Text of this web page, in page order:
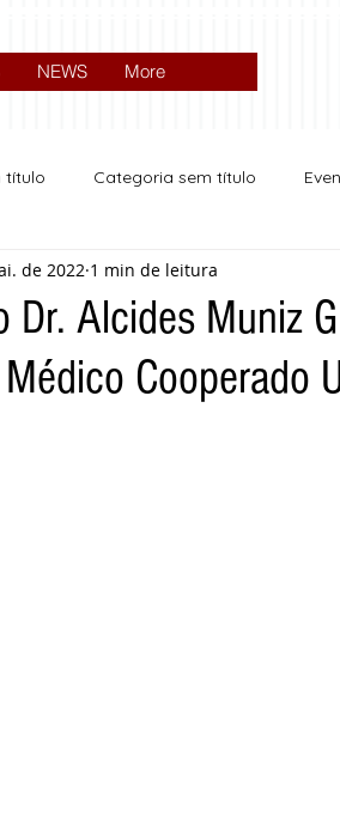
NEWS More
título Categoria sem título
2024 Política
Dr. Alcides Muniz
Cooperado
de 2022 1 min de leitura